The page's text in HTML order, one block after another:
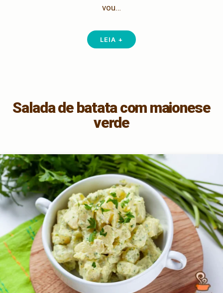
vou…
LEIA +
Salada de batata com maionese
verde